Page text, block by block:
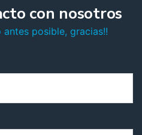
con nosotros
posible, gracias!!